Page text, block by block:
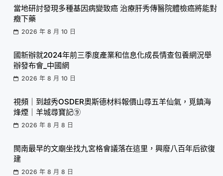
當地研討發現多種基因病變致癌 治療肝秀傳醫院體檢癌將能對
癥下藥
2026 年 8 月 10 日
國新辦就2024年前三季度產業和信息化成長情查包養網況舉
辦發布會_中國網
2026 年 8 月 10 日
視頻｜到越秀OSDER奧斯德材料報價山尋五羊仙氣，覓鎮海
烽煙｜羊城尋寶記⑨
2026 年 8 月 8 日
閩南最早的文廟坐找九宮格會議落在這里，興廢八百年后欲復
建
2026 年 8 月 8 日